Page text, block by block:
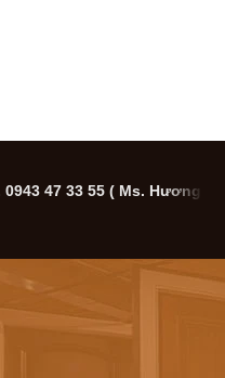
0943 47 33 55 ( Ms. Hương